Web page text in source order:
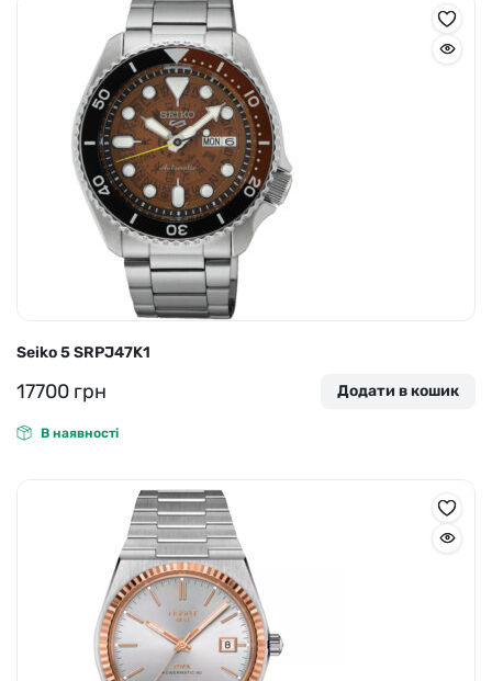
Seiko 5 SRPJ47K1
17700 грн Додати в кошик
В наявності